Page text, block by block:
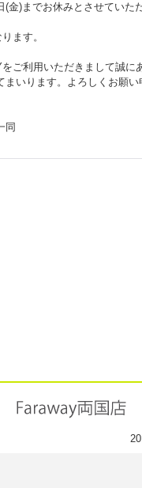
金)までお休みとさせていた
ます。
ご利用いただきまして誠に
いります。よろしくお願い
同